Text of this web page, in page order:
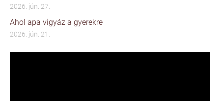
2026. jún. 27.
Ahol apa vigyáz a gyerekre
2026. jún. 21.